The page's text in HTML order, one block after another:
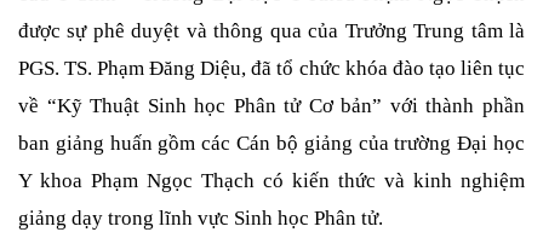
được sự phê duyệt và thông qua của Trưởng Trung tâm là
PGS. TS. Phạm Đăng Diệu, đã tổ chức khóa đào tạo liên tục
về “Kỹ Thuật Sinh học Phân tử Cơ bản” với thành phần
ban giảng huấn gồm các Cán bộ giảng của trường Đại học
Y khoa Phạm Ngọc Thạch có kiến thức và kinh nghiệm
giảng dạy trong lĩnh vực Sinh học Phân tử.